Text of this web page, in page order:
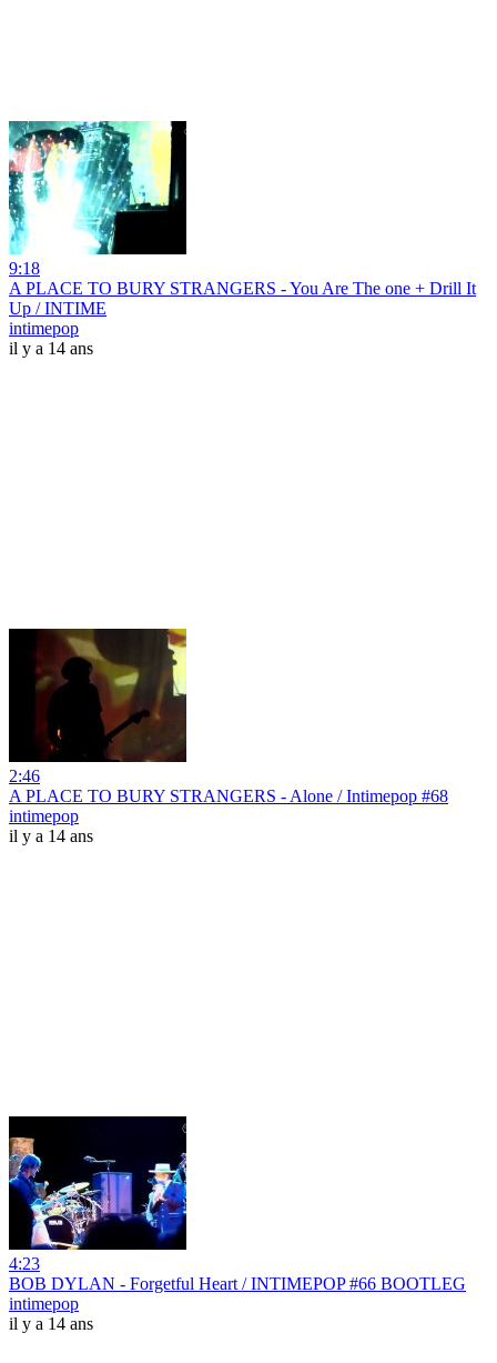
9:18
A PLACE TO BURY STRANGERS - You Are The one + Drill It
Up / INTIME
intimepop
il y a 14 ans
2:46
A PLACE TO BURY STRANGERS - Alone / Intimepop #68
intimepop
il y a 14 ans
4:23
BOB DYLAN - Forgetful Heart / INTIMEPOP #66 BOOTLEG
intimepop
il y a 14 ans